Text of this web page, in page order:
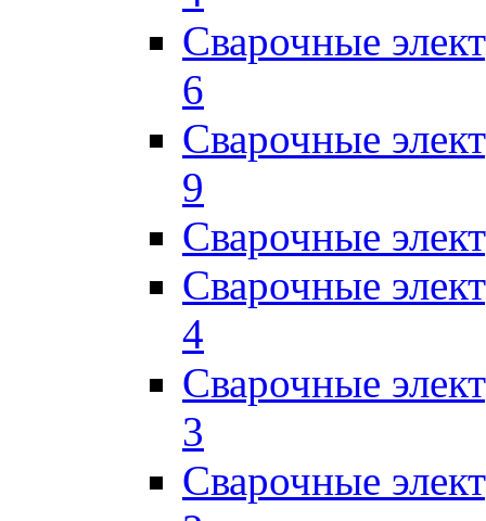
Сварочные
6
Сварочные
9
Сварочные
Сварочные
4
Сварочные
3
Сварочные